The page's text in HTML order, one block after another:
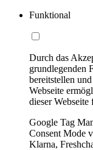
Funktional
Durch das
grundlegenden
bereitstellen
Webseite
dieser
Google Tag
Consent Mode
Klarna,